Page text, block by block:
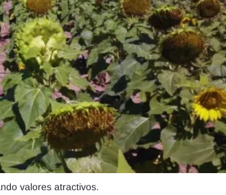
valores atractivos.